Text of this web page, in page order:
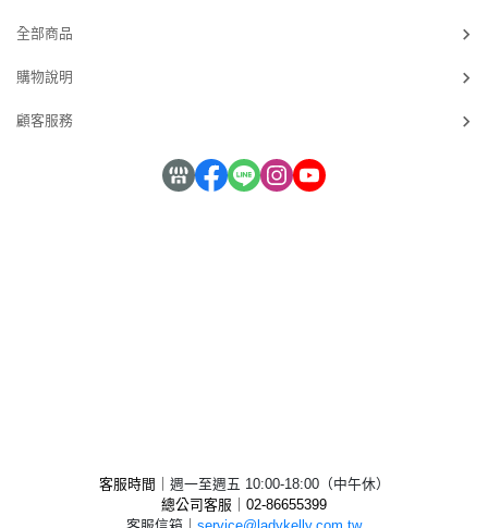
客服時間｜ 週一至週五 10:00-18:00（中午休）
總公司客服｜02-86655399
全部商品
購物說明
顧客服務